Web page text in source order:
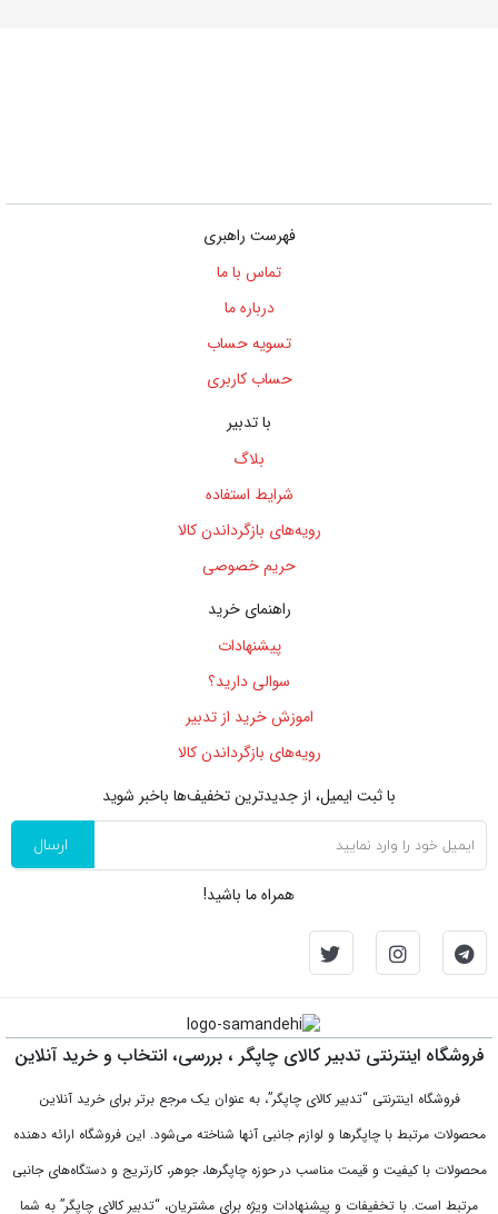
فهرست راهبری
تماس با ما
درباره ما
تسویه حساب
حساب کاربری
با تدبیر
بلاگ
شرایط استفاده
رویه‌های بازگرداندن کالا
حریم خصوصی
راهنمای خرید
پیشنهادات
سوالی دارید؟
اموزش خرید از تدبیر
رویه‌های بازگرداندن کالا
با ثبت ایمیل، از جدید‌ترین تخفیف‌ها با‌خبر شوید
ارسال
همراه ما باشید!
فروشگاه اینترنتی تدبیر کالای چاپگر ، بررسی، انتخاب و خرید آنلاین
فروشگاه اینترنتی “تدبیر کالای چاپگر”، به عنوان یک مرجع برتر برای خرید آنلاین
محصولات مرتبط با چاپگرها و لوازم جانبی آنها شناخته می‌شود. این فروشگاه ارائه دهنده
محصولات با کیفیت و قیمت مناسب در حوزه چاپگرها، جوهر، کارتریج و دستگاه‌های جانبی
مرتبط است. با تخفیفات و پیشنهادات ویژه برای مشتریان، “تدبیر کالای چاپگر” به شما